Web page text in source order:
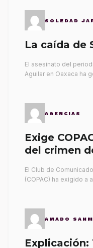
SOLEDAD
La caída de
El asesinato del
Aguilar en Oaxaca ha
AGENCIAS
Exige
del crimen
El Club de
(COPAC) ha exigido
AMADO